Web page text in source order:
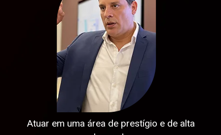
Atuar em uma área de prestígio e de alta